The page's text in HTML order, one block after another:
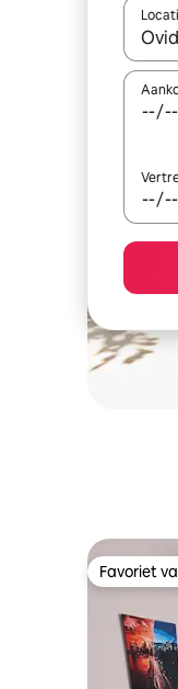
Favoriet
Favoriet